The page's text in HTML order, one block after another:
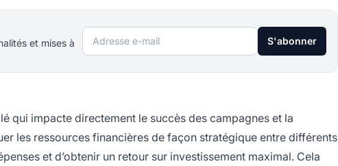
et mises à
Adresse e-mail S'abonner
qui impacte directement le succès des campagnes et la
les ressources financières de façon stratégique entre différents
et d’obtenir un retour sur investissement maximal. Cela